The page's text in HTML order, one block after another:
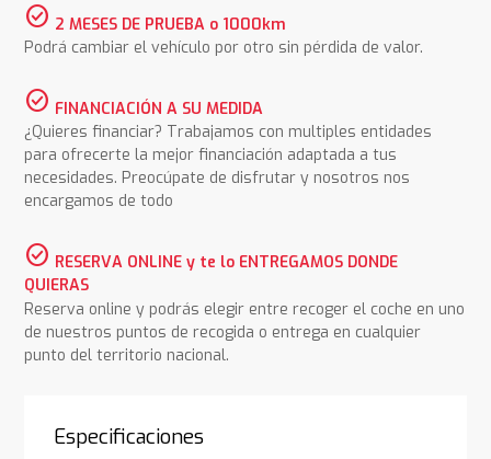
check_circle 2 MESES DE PRUEBA o 1000km
Podrá cambiar el vehículo por otro sin pérdida de valor.
check_circle FINANCIACIÓN A SU MEDIDA
¿Quieres financiar? Trabajamos con multiples entidades
para ofrecerte la mejor financiación adaptada a tus
necesidades. Preocúpate de disfrutar y nosotros nos
encargamos de todo
check_circle RESERVA ONLINE y te lo ENTREGAMOS DONDE
QUIERAS
Reserva online y podrás elegir entre recoger el coche en uno
de nuestros puntos de recogida o entrega en cualquier
punto del territorio nacional.
Especificaciones